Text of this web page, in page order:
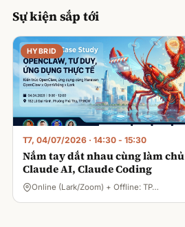
Sự kiện sắp tới
HYBRID
T7, 04/07/2026 · 14:30 - 15:30
Nắm tay dắt nhau cùng làm chủ
Claude AI, Claude Coding
Online (Lark/Zoom) + Offline: TP…